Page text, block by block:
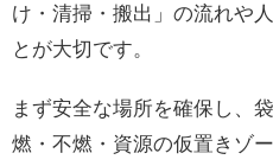
け・清掃・搬出」の流れや
とが大切です。
まず安全な場所を確保し、
燃・不燃・資源の仮置きゾ